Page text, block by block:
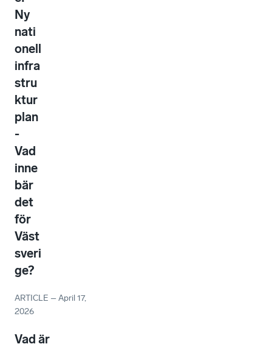
Ny
nati
onell
infra
stru
ktur
plan
-
Vad
inne
bär
det
för
Väst
sveri
ge?
ARTICLE –April 17,
2026
Vad är